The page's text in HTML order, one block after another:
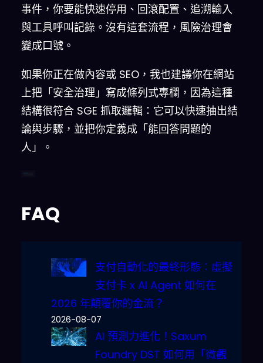
事件，你要能快速停用、回滾配置、追溯輸入
與工具呼叫記錄。沒有這套流程，風險治理會
變成口號。
如果你正在做內容或 SEO，我也建議你在網站
上把「安全治理」寫成條列式專欄，因為這種
結構很符合 SGE 抓取邏輯：它可以快速抽出結
論與步驟，並把你定義成「能回答問題的
人」。
FAQ
支付自動化的最終形態：虛擬
支付卡 x AI Agent 如何在
2026 年顛覆你的金流？
2026-08-07
AI 預測力進化！Saxum
Foundry DST 如何用「微觀